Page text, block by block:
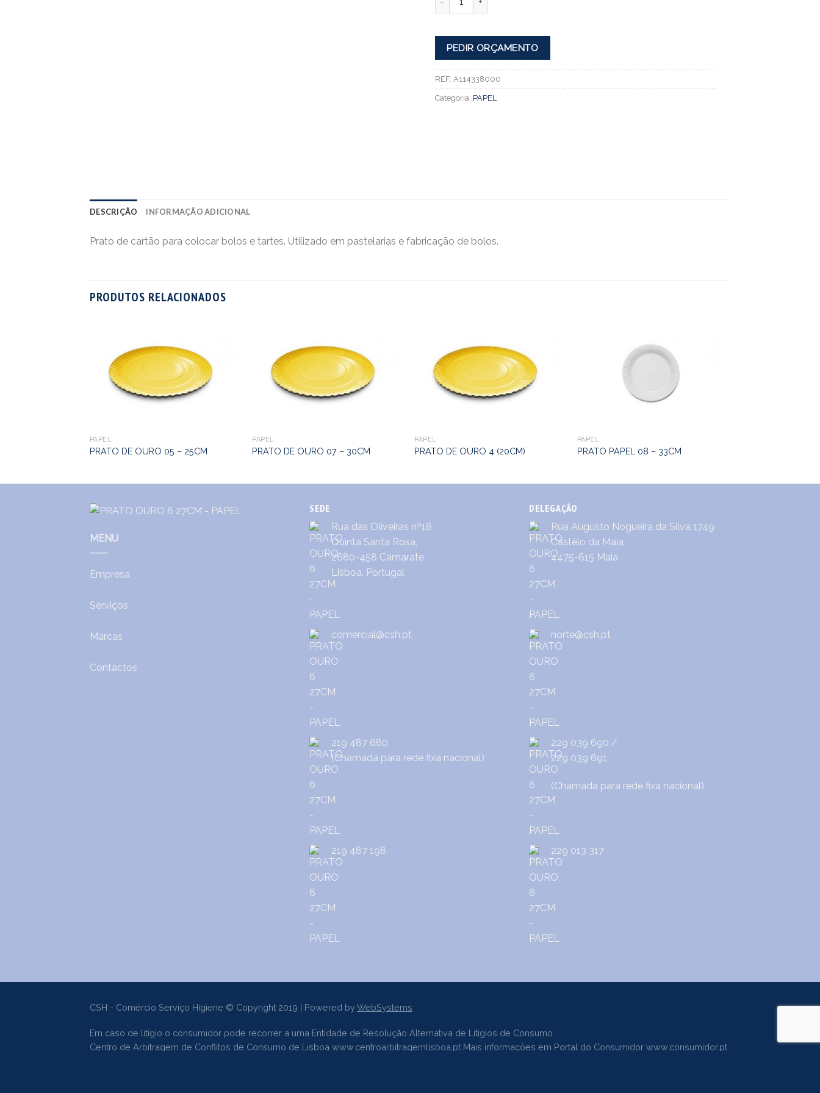
PEDIR ORÇAMENTO
REF: A114338000
Categoria: PAPEL
DESCRIÇÃO INFORMAÇÃO ADICIONAL
Prato de cartão para colocar bolos e tartes. Utilizado em pastelarias e fabricação de bolos.
PRODUTOS RELACIONADOS
PAPEL
PRATO DE OURO 05 – 25CM
PAPEL
PRATO DE OURO 07 – 30CM
PAPEL
PRATO DE OURO 4 (20CM)
PAPEL
PRATO PAPEL 08 – 33CM
MENU
Empresa
Serviços
Marcas
Contactos
SEDE
Rua das Oliveiras nº18,
Quinta Santa Rosa,
2680-458 Camarate
Lisboa, Portugal
comercial@csh.pt
219 487 680
(Chamada para rede fixa nacional)
219 487 198
DELEGAÇÃO
Rua Augusto Nogueira da Silva 1749
Castêlo da Maia
4475-615 Maia
norte@csh.pt
229 039 690 /
229 039 691
(Chamada para rede fixa nacional)
229 013 317
CSH - Comércio Serviço Higiene © Copyright 2019 | Powered byWebSystems
Em caso de litígio o consumidor pode recorrer a uma Entidade de Resolução Alternativa de Litígios de Consumo.
Centro de Arbitragem de Conflitos de Consumo de Lisboa www.centroarbitragemlisboa.pt Mais informações em Portal do Consumidor www.consumidor.pt